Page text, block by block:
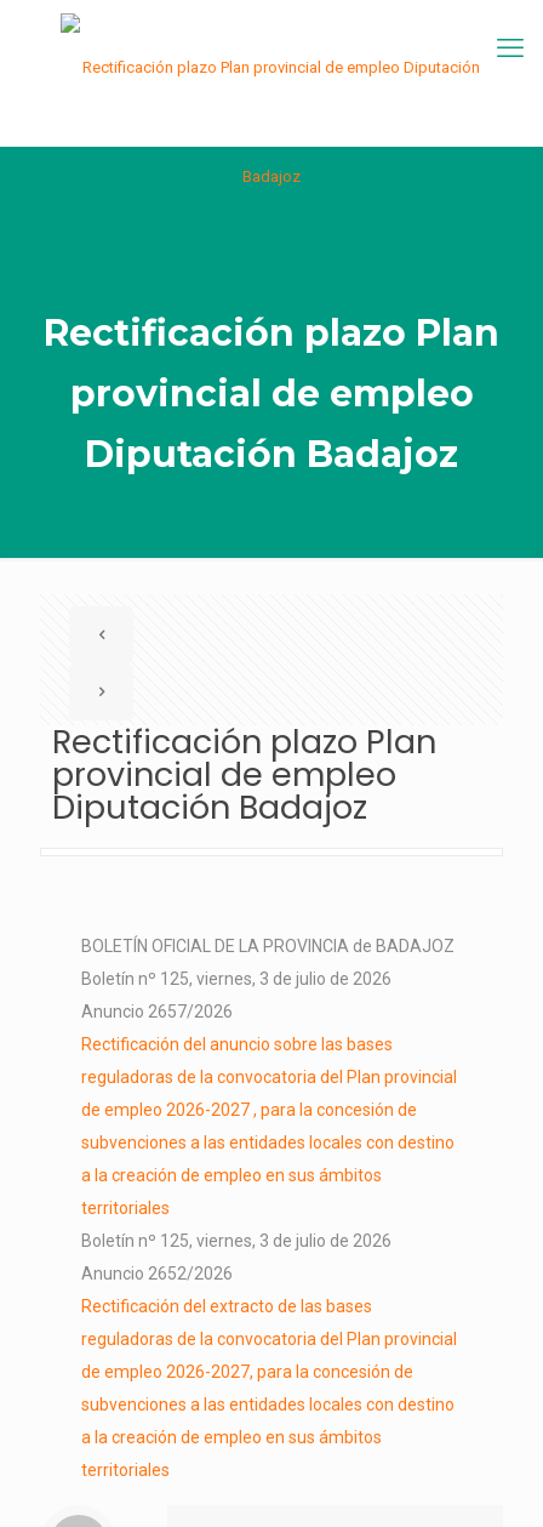
Rectificación plazo Plan
provincial de empleo
Diputación Badajoz
Rectificación plazo Plan
provincial de empleo
Diputación Badajoz
BOLETÍN OFICIAL DE LA PROVINCIA de BADAJOZ
Boletín nº 125, viernes, 3 de julio de 2026
Anuncio 2657/2026
Rectificación del anuncio sobre las bases
reguladoras de la convocatoria del Plan provincial
de empleo 2026-2027 , para la concesión de
subvenciones a las entidades locales con destino
a la creación de empleo en sus ámbitos
territoriales
Boletín nº 125, viernes, 3 de julio de 2026
Anuncio 2652/2026
Rectificación del extracto de las bases
reguladoras de la convocatoria del Plan provincial
de empleo 2026-2027, para la concesión de
subvenciones a las entidades locales con destino
a la creación de empleo en sus ámbitos
territoriales